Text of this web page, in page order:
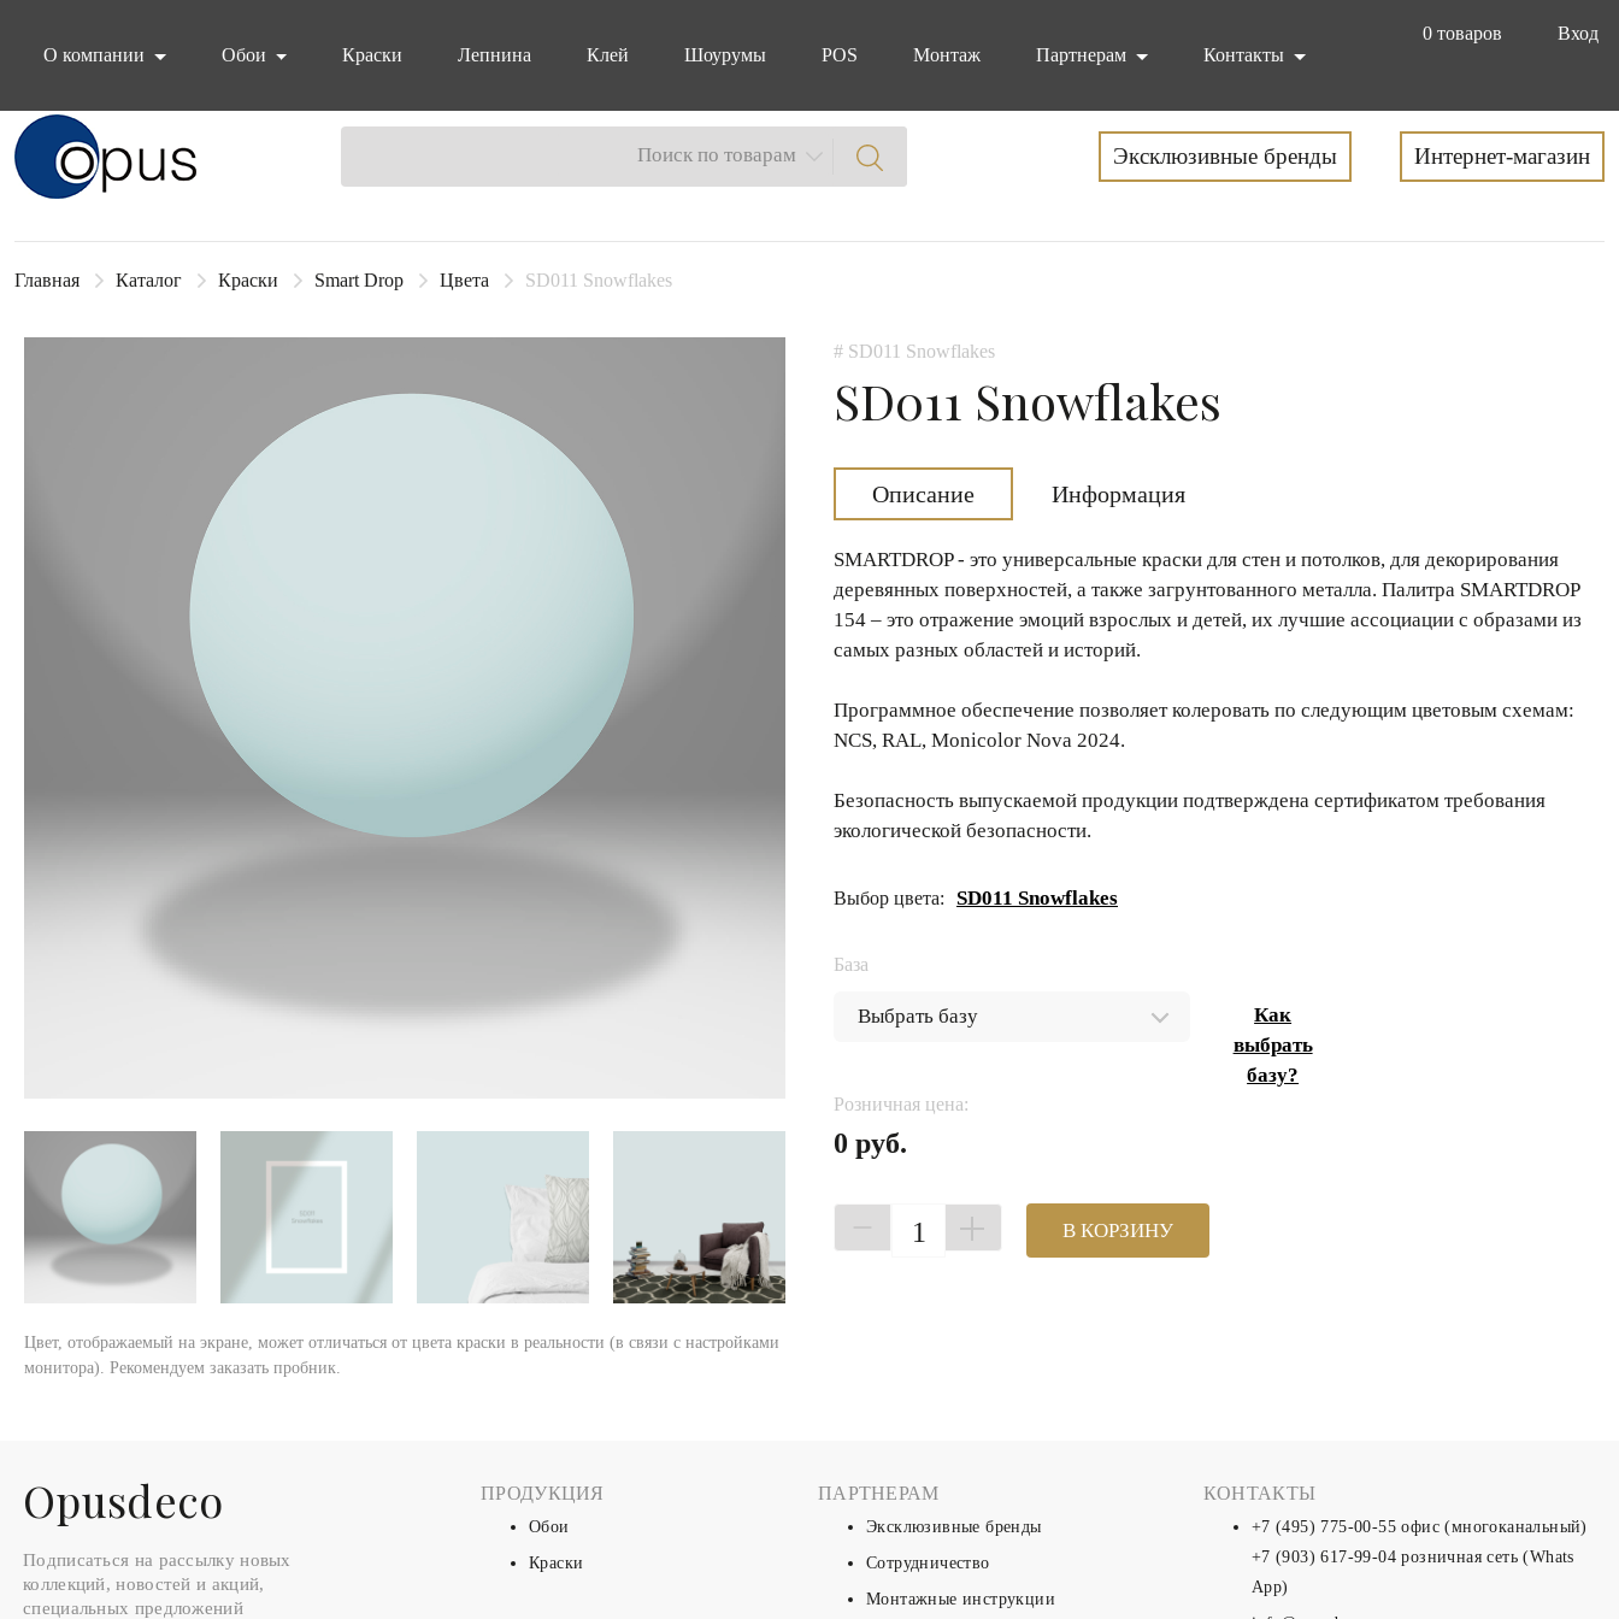
0 товаров
Вход
О компании
Обои Краски Лепнина Клей Шоурумы POS Монтаж Партнерам Контакты
Блок поиска Поиск по товарам Эксклюзивные бренды Интернет-магазин
Главная Каталог Краски Smart Drop Цвета SD011 Snowflakes
Цвет, отображаемый на экране, может отличаться от цвета краски в реальности (в связи с настройками
монитора). Рекомендуем заказать пробник.
# SD011 Snowflakes
SD011 Snowflakes
Описание Информация
SMARTDROP - это универсальные краски для стен и потолков, для декорирования
деревянных поверхностей, а также загрунтованного металла. Палитра SMARTDROP
154 – это отражение эмоций взрослых и детей, их лучшие ассоциации с образами из
самых разных областей и историй.
Программное обеспечение позволяет колеровать по следующим цветовым схемам:
NCS, RAL, Monicolor Nova 2024.
Безопасность выпускаемой продукции подтверждена сертификатом требования
экологической безопасности.
Выбор цвета: SD011 Snowflakes
База
Как
выбрать
базу?
Розничная цена:
0 руб.
1 В КОРЗИНУ
Оpusdeco
Подписаться на рассылку новых
коллекций, новостей и акций,
специальных предложений
ПРОДУКЦИЯ
Обои
Краски
ПАРТНЕРАМ
Эксклюзивные бренды
Сотрудничество
Монтажные инструкции
КОНТАКТЫ
+7 (495) 775-00-55 офис (многоканальный)
+7 (903) 617-99-04 розничная сеть (Whats
App)